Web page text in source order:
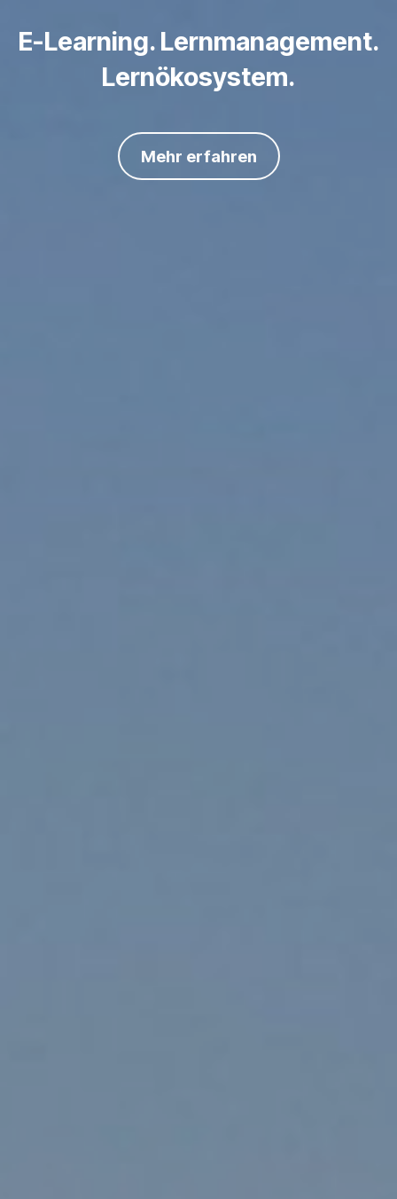
E-Learning. Lernmanagement.
Lernökosystem.
Mehr erfahren